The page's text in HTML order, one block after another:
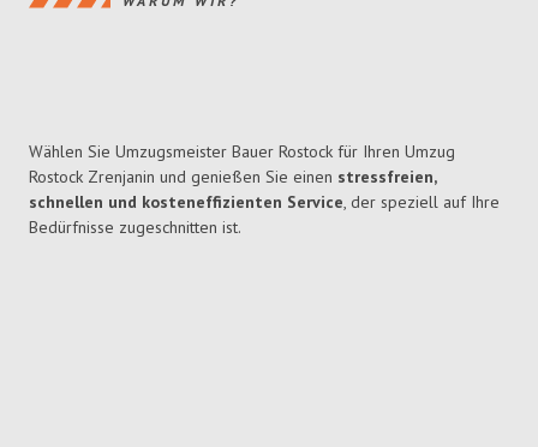
Wählen Sie Umzugsmeister Bauer Rostock für Ihren Umzug
Rostock Zrenjanin und genießen Sie einen stressfreien,
schnellen und kosteneffizienten Service, der speziell auf Ihre
Bedürfnisse zugeschnitten ist.